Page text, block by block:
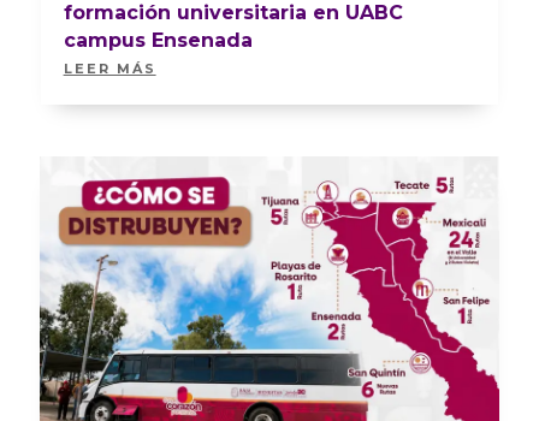
formación universitaria en UABC
campus Ensenada
LEER MÁS